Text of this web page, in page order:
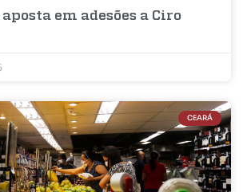
em adesões a Ciro
CEARÁ